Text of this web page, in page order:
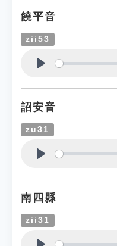
饒平音
zii53
詔安音
zu31
南四縣
zii31